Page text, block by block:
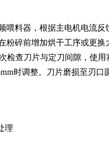
喂料器，根据主电机电流反
粉碎前增加烘干工序或更换
检查刀片与定刀间隙，使用
时调整。刀片磨损至刃口
理